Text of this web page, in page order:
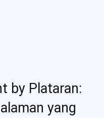
by Plataran:
yang